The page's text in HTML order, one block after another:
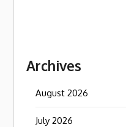
Archives
August 2026
July 2026